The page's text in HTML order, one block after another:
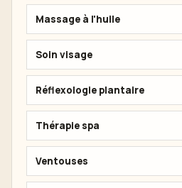
Massage à l'huile
Soin visage
Réflexologie plantaire
Thérapie spa
Ventouses